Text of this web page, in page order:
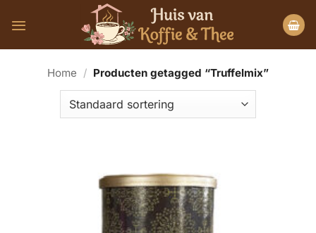
naar
Home / Producten getagged “Truffelmix”